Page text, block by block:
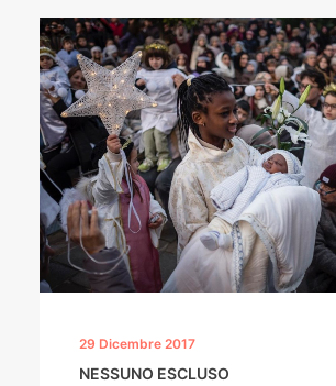
29 Dicembre 2017
NESSUNO ESCLUSO